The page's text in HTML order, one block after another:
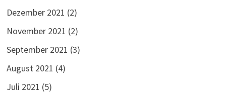
Dezember 2021 (2)
November 2021 (2)
September 2021 (3)
August 2021 (4)
Juli 2021 (5)